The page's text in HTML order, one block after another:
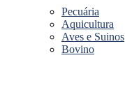
Pecuária
Aquicultura
Aves e Suinos
Bovino